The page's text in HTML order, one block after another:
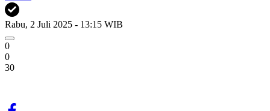
Rabu, 2 Juli 2025 - 13:15 WIB
0
0
30